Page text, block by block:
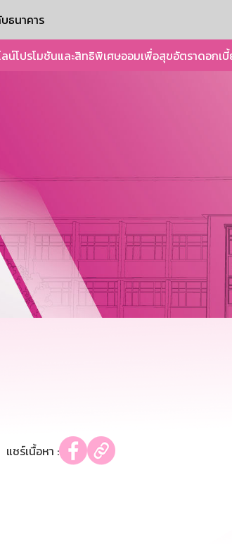
ธนาคาร
ลน์โปรโมชันและสิทธิพิเศษออมเพื่อสุขอัตราดอกเ
แชร์เนื้อหา :